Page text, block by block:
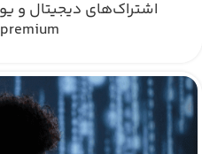
premium در ایران